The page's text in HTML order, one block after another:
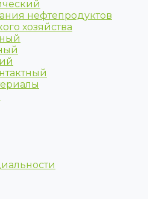
нефтепродуктов
хозяйства